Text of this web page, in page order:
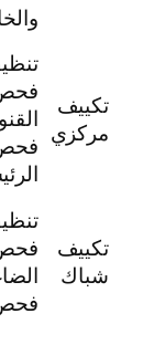
تكييف
مركزي
تكييف
شباك